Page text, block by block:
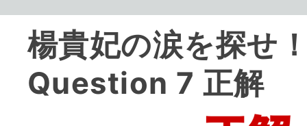
楊貴妃の涙を探
Question 7 正解